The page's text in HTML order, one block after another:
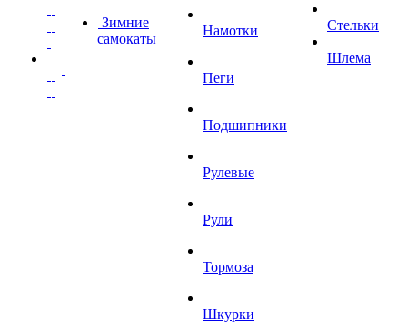
Зимние
самокаты
Намотки
Пеги
Подшипники
Рулевые
Рули
Тормоза
Шкурки
Стельки
Шлема